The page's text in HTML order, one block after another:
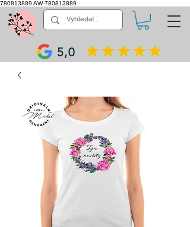
780813889 AW-780813889
5,0